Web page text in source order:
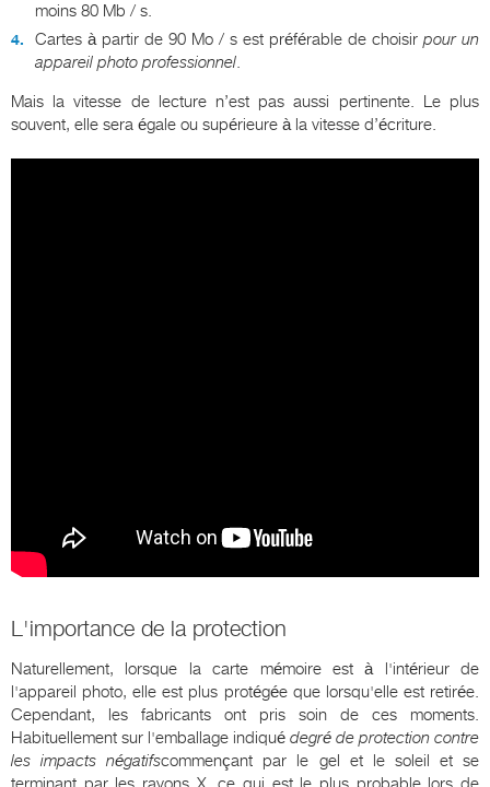
moins 80 Mb / s.
Cartes à partir de 90 Mo / s est préférable de choisir pour un
appareil photo professionnel.
Mais la vitesse de lecture n’est pas aussi pertinente. Le plus
souvent, elle sera égale ou supérieure à la vitesse d’écriture.
L'importance de la protection
Naturellement, lorsque la carte mémoire est à l'intérieur de
l'appareil photo, elle est plus protégée que lorsqu'elle est retirée.
Cependant, les fabricants ont pris soin de ces moments.
Habituellement sur l'emballage indiqué degré de protection contre
les impacts négatifscommençant par le gel et le soleil et se